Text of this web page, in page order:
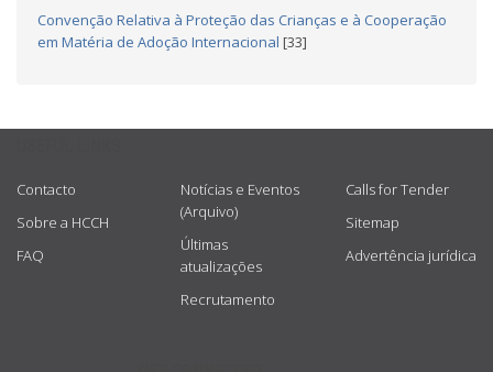
Convenção Relativa à Proteção das Crianças e à Cooperação
em Matéria de Adoção Internacional [33]
Contacto
Sobre a HCCH
FAQ
Notícias e Eventos
(Arquivo)
Últimas
atualizações
Recrutamento
Calls for Tender
Sitemap
Advertência jurídica